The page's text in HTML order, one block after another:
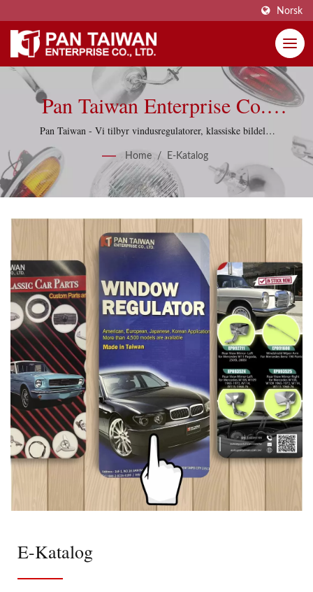
Norsk
Pan Taiwan Enterprise Co.,
Ltd.
Pan Taiwan - Vi tilbyr vindusregulatorer, klassiske bildeler
Home / E-Katalog
E-Katalog